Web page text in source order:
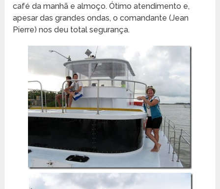
café da manhã e almoço. Ótimo atendimento e,
apesar das grandes ondas, o comandante (Jean
Pierre) nos deu total segurança.